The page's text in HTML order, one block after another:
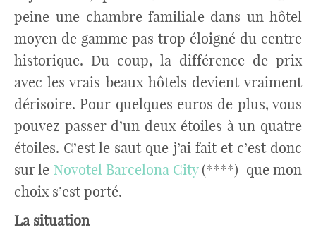
peine une chambre familiale dans un hôtel
moyen de gamme pas trop éloigné du centre
historique. Du coup, la différence de prix
avec les vrais beaux hôtels devient vraiment
dérisoire. Pour quelques euros de plus, vous
pouvez passer d’un deux étoiles à un quatre
étoiles. C’est le saut que j’ai fait et c’est donc
sur le Novotel Barcelona City(****) que mon
choix s’est porté.
La situation